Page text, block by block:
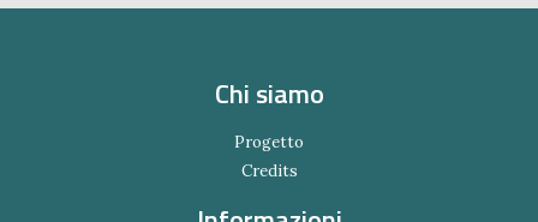
Chi siamo
Progetto
Credits